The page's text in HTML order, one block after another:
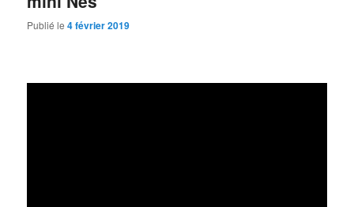
Publié le4 février 2019